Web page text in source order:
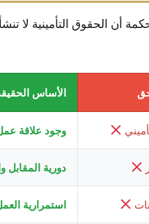
أن الحقوق التأمينية لا
الأساس
وجود علاقة
دورية المقابل
استمرارية